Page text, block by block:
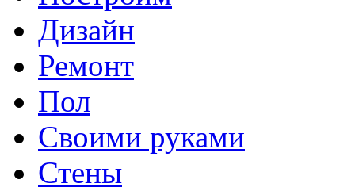
Дизайн
Ремонт
Пол
Своими руками
Стены